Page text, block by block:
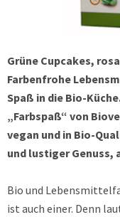
Grüne Cupcakes,
Farbenfrohe
Spaß in die Bio-
„Farbspaß“ von
vegan und in Bio-
und lustiger Genuss,
Bio und
ist auch einer. Denn